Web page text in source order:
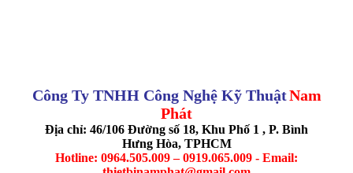
Công Ty TNHH Công Nghệ Kỹ ThuậtNam
Phát
Địa chỉ: 46/106 Đường số 18, Khu Phố 1 , P. Bình
Hưng Hòa, TPHCM
Hotline: 0964.505.009 – 0919.065.009 - Email: